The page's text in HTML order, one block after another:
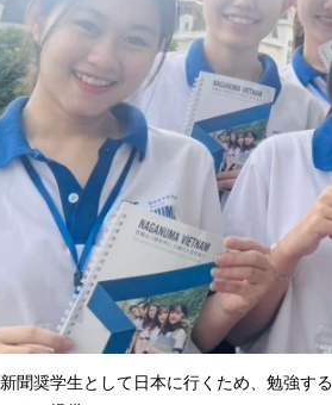
新聞奨学生として日本に行くため、勉強す